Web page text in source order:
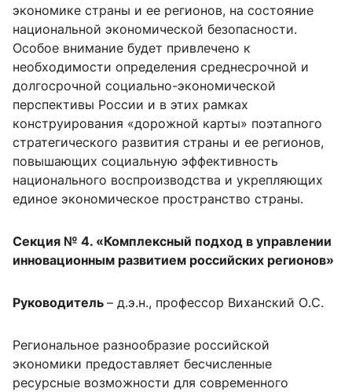
экономике страны и ее регионов, на состояние
национальной экономической безопасности.
Особое внимание будет привлечено к
необходимости определения среднесрочной и
долгосрочной социально-экономической
перспективы России и в этих рамках
конструирования «дорожной карты» поэтапного
стратегического развития страны и ее регионов,
повышающих социальную эффективность
национального воспроизводства и укрепляющих
единое экономическое пространство страны.
Секция № 4. «Комплексный подход в управлении
инновационным развитием российских регионов»
Руководитель – д.э.н., профессор Виханский О.С.
Региональное разнообразие российской
экономики предоставляет бесчисленные
ресурсные возможности для современного